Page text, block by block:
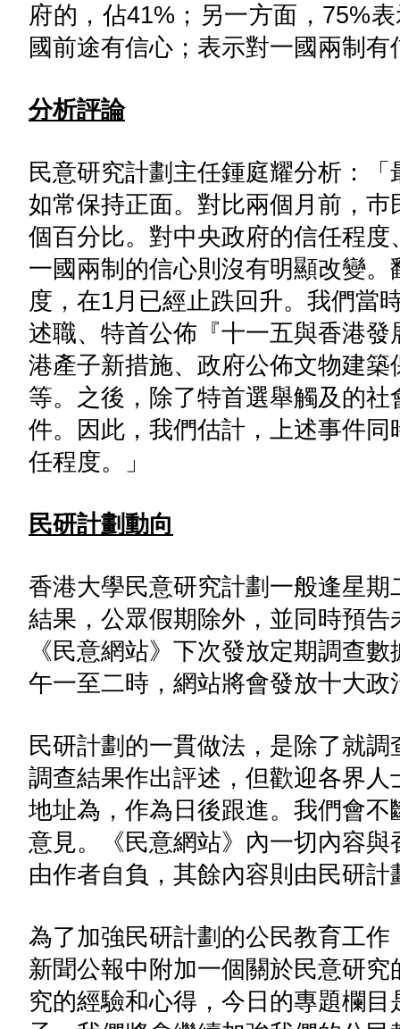
府的，佔41%；另一方面，75%
國前途有信心；表示對一國兩制
分析評論
民意研究計劃主任鍾庭耀分析：
如常保持正面。對比兩個月前，
個百分比。對中央政府的信任程
一國兩制的信心則沒有明顯改變
度，在1月已經止跌回升。我們當
述職、特首公佈『十一五與香港
港產子新措施、政府公佈文物建
等。之後，除了特首選舉觸及的
件。因此，我們估計，上述事件
任程度。」
民研計劃動向
香港大學民意研究計劃一般逢星
結果，公眾假期除外，並同時預
《民意網站》下次發放定期調查
午一至二時，網站將會發放十大
民研計劃的一貫做法，是除了就
調查結果作出評述，但歡迎各界
地址為 ，作為日後跟進。我們會
意見。《民意網站》內一切內容
由作者自負，其餘內容則由民研
為了加強民研計劃的公民教育工
新聞公報中附加一個關於民意研
究的經驗和心得，今日的專題欄